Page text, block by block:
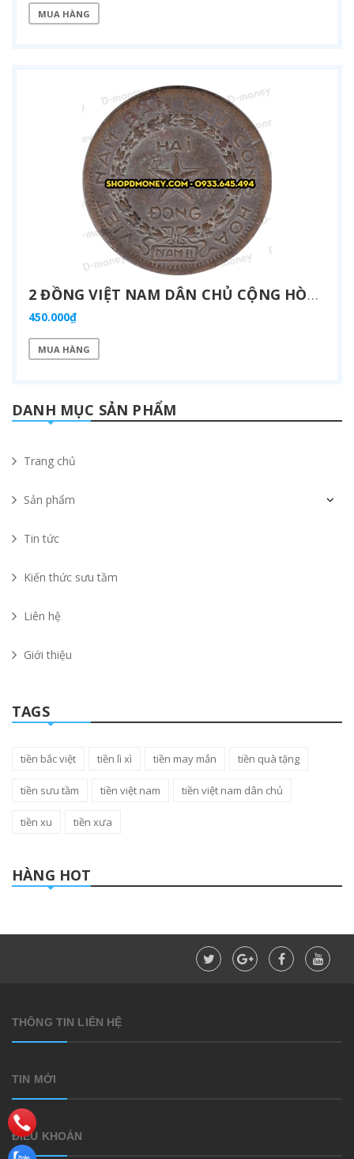
MUA HÀNG
2 ĐỒNG VIỆT NAM DÂN CHỦ CỘNG HÒA 1946
450.000₫
MUA HÀNG
DANH MỤC SẢN PHẨM
Trang chủ
Sản phẩm
Tin tức
Kiến thức sưu tầm
Liên hệ
Giới thiệu
TAGS
tiền bắc việt tiền lì xì tiền may mắn tiền quà tặng
tiền sưu tầm tiền việt nam tiền việt nam dân chủ
tiền xu tiền xưa
HÀNG HOT
THÔNG TIN LIÊN HỆ
TIN MỚI
ĐIỀU KHOẢN